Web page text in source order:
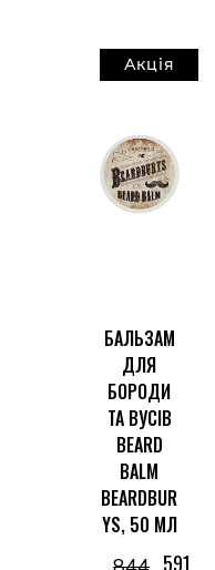
Акція
БАЛЬЗАМ
ДЛЯ
БОРОДИ
ТА ВУСІВ
BEARD
BALM
BEARDBUR
YS, 50 МЛ
591